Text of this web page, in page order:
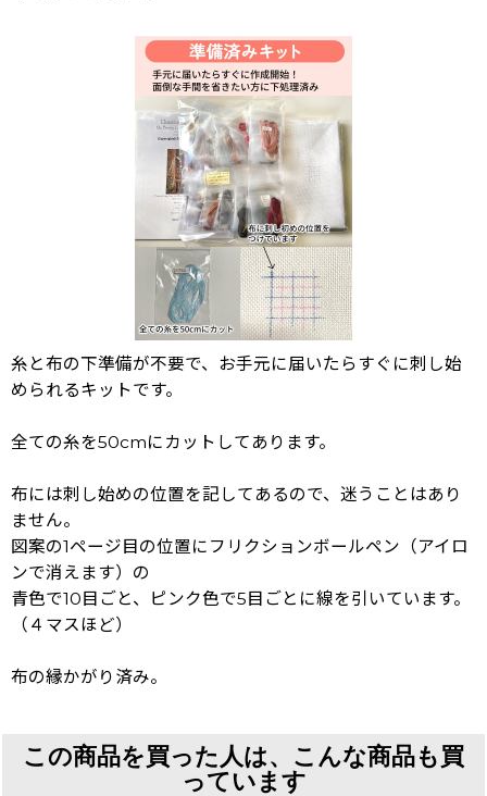
糸と布の下準備が不要で、お手元に届いたらすぐに刺し始
められるキットです。
全ての糸を50cmにカットしてあります。
布には刺し始めの位置を記してあるので、迷うことはあり
ません。
図案の1ページ目の位置にフリクションボールペン（アイロ
ンで消えます）の
青色で10目ごと、ピンク色で5目ごとに線を引いています。
（４マスほど）
布の縁かがり済み。
この商品を買った人は、こんな商品も買
っています